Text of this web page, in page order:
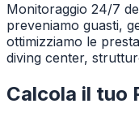
Monitoraggio 24/7
preveniamo guasti,
ottimizziamo le
diving center,
Calcola il tuo